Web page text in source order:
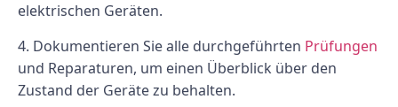
elektrischen Geräten.
4. Dokumentieren Sie alle durchgeführten Prüfungen
und Reparaturen, um einen Überblick über den
Zustand der Geräte zu behalten.